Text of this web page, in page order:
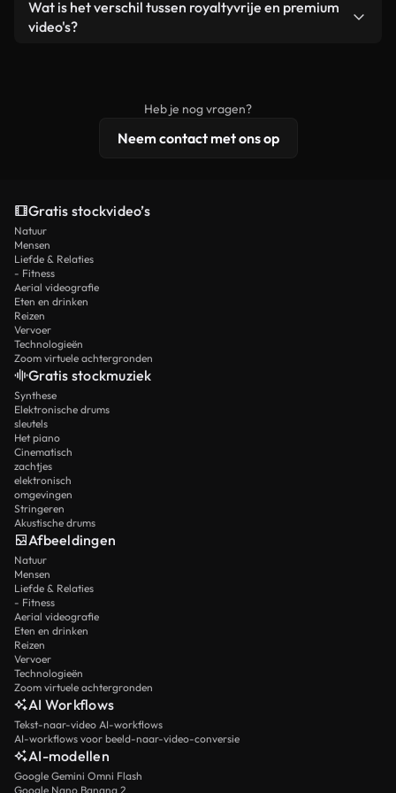
een losstaand product.
remixen. Zorg er wel voor dat het eindproduct
Wat is het verschil tussen royaltyvrije en premium
video's?
licentiebescherming omvat.
Heb je nog vragen?
Neem contact met ons op
Gratis stockvideo’s
Natuur
Mensen
Liefde & Relaties
- Fitness
Aerial videografie
Eten en drinken
Reizen
Vervoer
Technologieën
Zoom virtuele achtergronden
Gratis stockmuziek
Synthese
Elektronische drums
sleutels
Het piano
Cinematisch
zachtjes
elektronisch
omgevingen
Stringeren
Akustische drums
Afbeeldingen
Natuur
Mensen
Liefde & Relaties
- Fitness
Aerial videografie
Eten en drinken
Reizen
Vervoer
Technologieën
Zoom virtuele achtergronden
AI Workflows
Tekst-naar-video AI-workflows
AI-workflows voor beeld-naar-video-conversie
AI-modellen
Google Gemini Omni Flash
Google Nano Banana 2